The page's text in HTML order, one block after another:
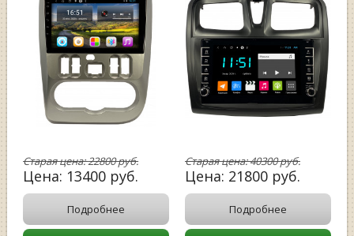
Старая цена:22800руб.
Цена: 13400 руб.
Подробнее
Старая цена:40300руб.
Цена: 21800 руб.
Подробнее